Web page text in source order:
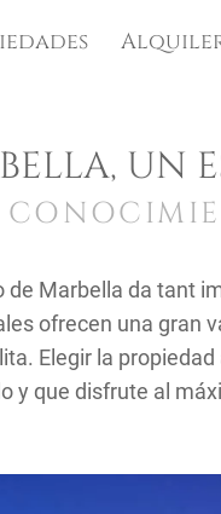
UN
Marbella da tant
ofrecen una gran
Elegir la
y que disfrute al